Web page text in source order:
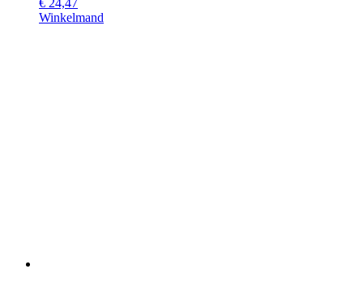
€ 24,47
Winkelmand